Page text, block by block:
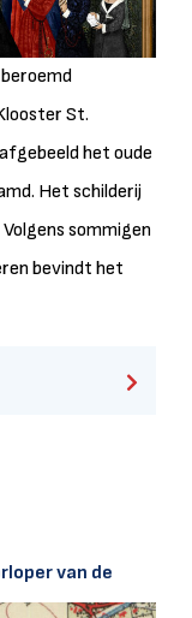
St.
het oude
Het schilderij
sommigen
bevindt het
van de